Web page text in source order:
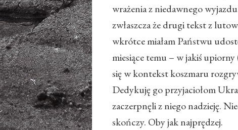
wrażenia z niedawnego
zwłaszcza że drugi tekst z
wkrótce miałam Państwu
miesiące temu – w jakiś
się w kontekst koszmaru
Dedykuję go przyjaciołom
zaczerpnęli z niego nadzieję.
skończy. Oby jak najprędzej.